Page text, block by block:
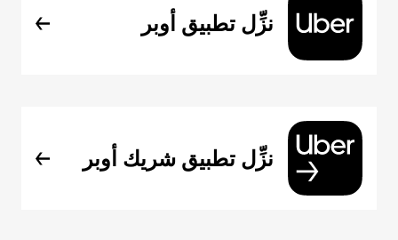
نزِّل تطبيق أوبر
نزِّل تطبيق شريك أوبر